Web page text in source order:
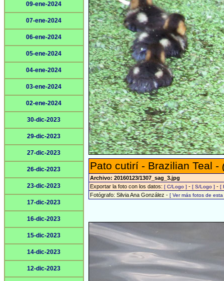
09-ene-2024
07-ene-2024
06-ene-2024
05-ene-2024
04-ene-2024
03-ene-2024
02-ene-2024
30-dic-2023
29-dic-2023
27-dic-2023
26-dic-2023
23-dic-2023
17-dic-2023
16-dic-2023
15-dic-2023
14-dic-2023
12-dic-2023
Pato cutirí - Brazilian Teal -
Archivo: 20160123/1307_sag_3.jpg
Exportar la foto con los datos: [ C/Logo ] - [ S/Logo ] - [
Fotógrafo: Silvia Ana González - [ Ver más fotos de